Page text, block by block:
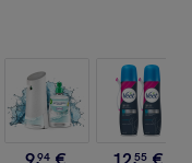
94 55